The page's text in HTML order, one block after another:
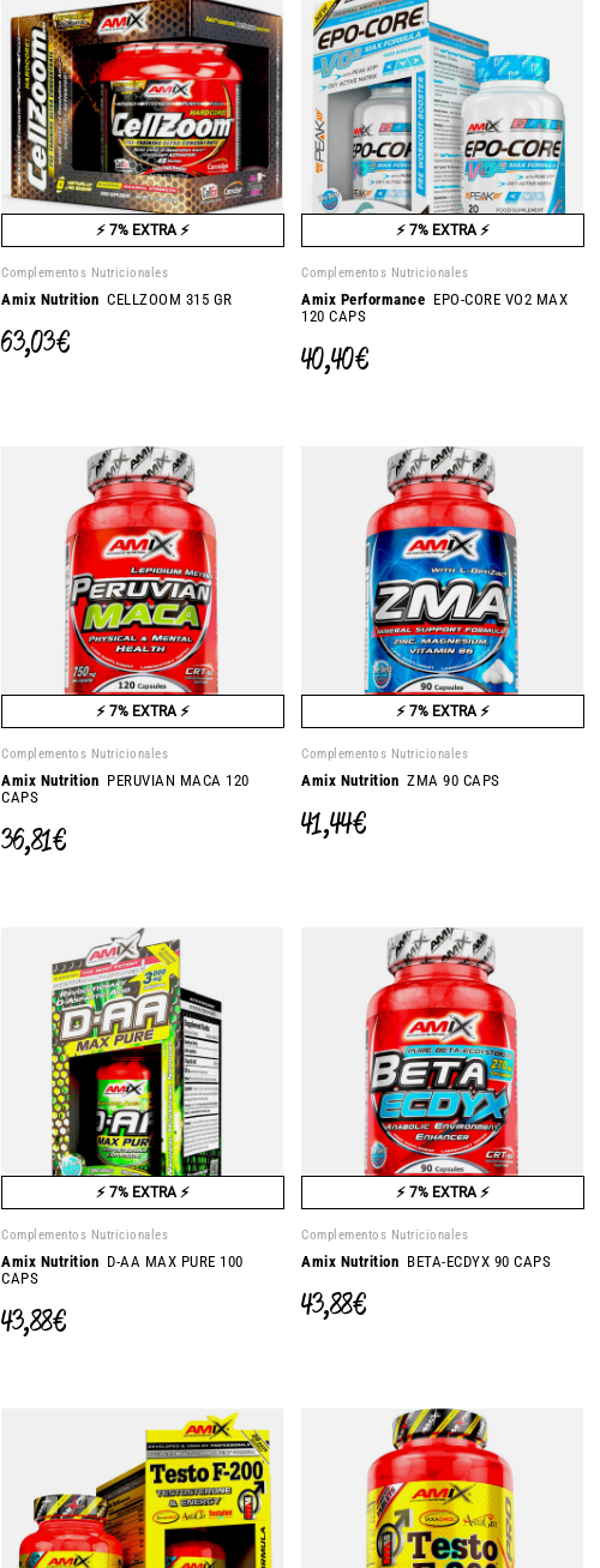
⚡ 7% EXTRA ⚡
Complementos Nutricionales
Amix Nutrition CELLZOOM 315 GR
63,03 €
⚡ 7% EXTRA ⚡
Complementos Nutricionales
Amix Performance EPO-CORE VO2 MAX
120 CAPS
40,40 €
⚡ 7% EXTRA ⚡
Complementos Nutricionales
Amix Nutrition PERUVIAN MACA 120
CAPS
36,81 €
⚡ 7% EXTRA ⚡
Complementos Nutricionales
Amix Nutrition ZMA 90 CAPS
41,44 €
⚡ 7% EXTRA ⚡
Complementos Nutricionales
Amix Nutrition D-AA MAX PURE 100
CAPS
43,88 €
⚡ 7% EXTRA ⚡
Complementos Nutricionales
Amix Nutrition BETA-ECDYX 90 CAPS
43,88 €